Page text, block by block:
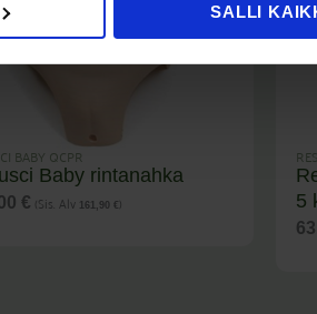
SALLI
BABY QCPR
Baby rintanahka
€ (Sis. Alv 161,90 € )
5